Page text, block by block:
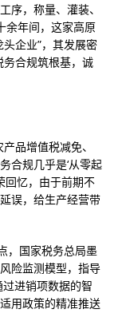
序，称量、灌装、
余年间，这家高原
企业”，其发展密
务合规筑根基，诚
品增值税减免、
合规几乎是‘从零起
回忆，由于前期不
误，给生产经营带
，国家税务总局墨
险监测模型，指导
进销项数据的智
用政策的精准推送